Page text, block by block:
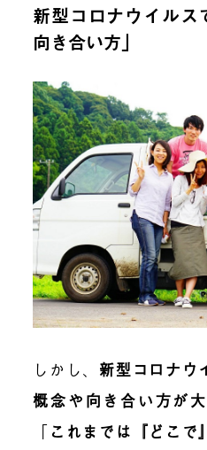
新型コロナウイルス
向き合い方」
しかし、 新型コロナウ
概念や向き合い方が
「 これまでは『どこで